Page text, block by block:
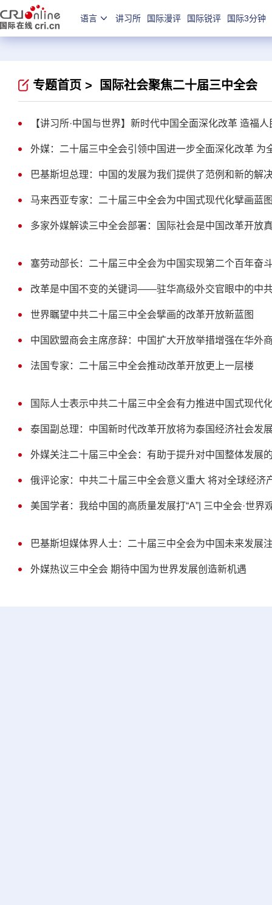
语言 讲习所 国际漫评 国际锐评 国际3分钟
专题首页 > 国际社会聚焦二十届三中全会
【讲习所·中国与世界】新时代中国全面深化改革 造福
外媒：二十届三中全会引领中国进一步全面深化改革 为
巴基斯坦总理：中国的发展为我们提供了范例和新的解
马来西亚专家：二十届三中全会为中国式现代化擘画蓝
多家外媒解读三中全会部署：国际社会是中国改革开放
塞劳动部长：二十届三中全会为中国实现第二个百年奋
改革是中国不变的关键词——驻华高级外交官眼中的中
世界瞩望中共二十届三中全会擘画的改革开放新蓝图
中国欧盟商会主席彦辞：中国扩大开放举措增强在华外
法国专家：二十届三中全会推动改革开放更上一层楼
国际人士表示中共二十届三中全会有力推进中国式现代
泰国副总理：中国新时代改革开放将为泰国经济社会发
外媒关注二十届三中全会：有助于提升对中国整体发展
俄评论家：中共二十届三中全会意义重大 将对全球经济
美国学者：我给中国的高质量发展打“A”| 三中全会·世界
巴基斯坦媒体界人士：二十届三中全会为中国未来发展
外媒热议三中全会 期待中国为世界发展创造新机遇